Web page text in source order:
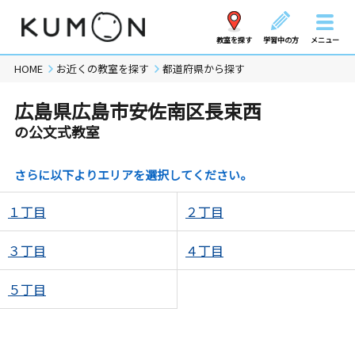
教室を探す 学習中の方 メニュー
HOME お近くの教室を探す 都道府県から探す
広島県広島市安佐南区長束西
の公文式教室
さらに以下よりエリアを選択してください。
１丁目 ２丁目
３丁目 ４丁目
５丁目